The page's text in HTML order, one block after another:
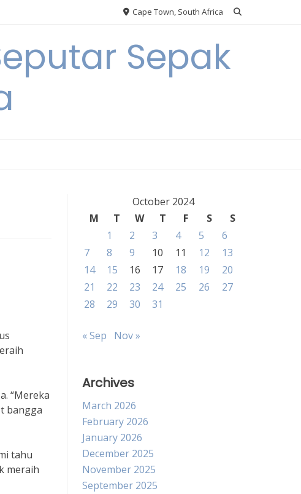
Cape Town, South Africa
Sepak
“Mereka
bangga
tahu
meraih
October 2024
M
T W T F S
S
1
2 3 4 5
6
7
8 9 10 11 12
13
14
15 16 17 18 19
20
21
22 23 24 25 26
27
28
29 30 31
« Sep Nov »
Archives
March 2026
February 2026
January 2026
December 2025
November 2025
September 2025